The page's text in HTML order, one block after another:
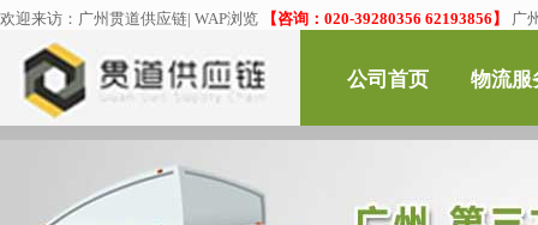
欢迎来访： 广州贯道供应链| WAP浏览 【咨询：020-39280356 62193856】 广
公司首页 物流服